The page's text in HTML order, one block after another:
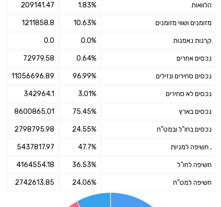
הלוואות 1.83%
209141.47
מזומנים ושווי מזומנים 10.63%
1211858.8
קרנות נאמנות 0.0%
0.0
נכסים אחרים 0.64%
72979.58
נכסים סחירים ונזילים 96.99%
11056696.89
נכסים לא סחירים 3.01%
342964.1
נכסים בארץ 75.45%
8600865.01
נכסים בחו"ל ובמט"ח 24.55%
2798795.98
, חשיפה למניות 47.7%
5437817.97
חשיפה לחו"ל 36.53%
4164554.18
חשיפה למט"ח 24.06%
2742613.85